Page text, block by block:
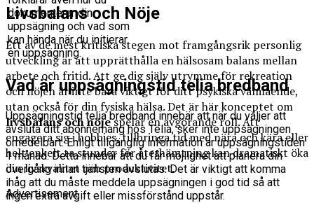
Livsbalans och Nöje
Ett av de mest kritiska stegen mot framgångsrik personlig
utveckling är att upprätthålla en hälsosam balans mellan
arbete och fritid. Att ge dig själv utrymme för rekreation
och nöjen är inte bara viktigt för ditt psykiska välmående,
utan också för din fysiska hälsa. Det är här konceptet om
livsbalans och nöjespelar en avgörande roll. Att
engagera sig i hobbies, tillbringa tid med nära och kära eller
helt enkelt ta stunder för återhämtning kan dramatiskt öka
din livskvalitet och produktivitet.
Advertisement
dokumenterar din
uppsägning och vad som
kan hända när du initierar
en uppsägning.
Vad är uppsägningstid telia bredband
Uppsägningstid telia bredband innebär att när du väljer att
avsluta ditt abonnemang hos Telia, sker inte uppsägningen
omedelbart. Enligt tillgänglig information är uppsägningstiden
1 månad. Detta innebär att du får möjlighet att planera din
övergång innan tjänsten avslutas. Det är viktigt att komma
ihåg att du måste meddela uppsägningen i god tid så att
ingen extra avgift eller missförstånd uppstår.